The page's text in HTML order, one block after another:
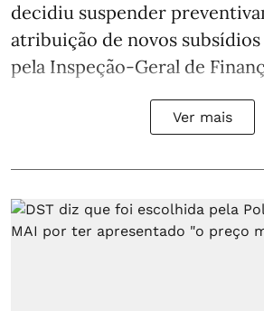
decidiu suspender
atribuição de novos
pela Inspeção-Geral de
Ver mais